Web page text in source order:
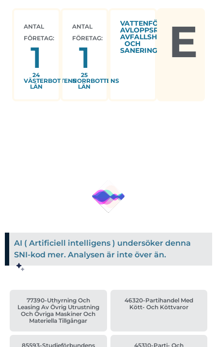
ANTAL
FÖRETAG:
1
24
VÄSTERBOTTENS
LÄN
ANTAL
FÖRETAG:
1
25
NORRBOTTENS
LÄN
VATTENFÖRSÖRJNING;
AVLOPPSRENING,
AVFALLSHANTERING
OCH
SANERING E
AI ( Artificiell intelligens ) undersöker denna
SNI-kod mer. Analysen är inte över än.
77390-Uthyrning Och
Leasing Av Övrig Utrustning
Och Övriga Maskiner Och
Materiella Tillgångar
46320-Partihandel Med
Kött- Och Köttvaror
85593-Studieförbundens 45310-Parti- Och